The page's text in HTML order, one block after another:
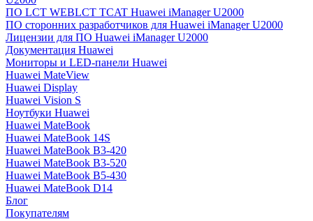
ПО LCT WEBLCT TCAT Huawei iManager U2000
ПО сторонних разработчиков для Huawei iManager U2000
Лицензии для ПО Huawei iManager U2000
Документация Huawei
Мониторы и LED-панели Huawei
Huawei MateView
Huawei Display
Huawei Vision S
Ноутбуки Huawei
Huawei MateBook
Huawei MateBook 14S
Huawei MateBook B3-420
Huawei MateBook B3-520
Huawei MateBook B5-430
Huawei MateBook D14
Блог
Покупателям